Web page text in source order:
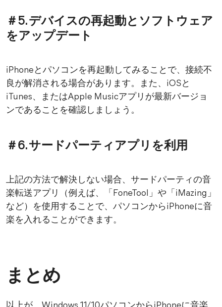
＃5. デバイスの再起動とソフトウェア
をアップデート
iPhoneとパソコンを再起動してみることで、接続不
良が解消される場合があります。また、iOSと
iTunes、またはApple Musicアプリが最新バージョ
ンであることを確認しましょう。
＃6. サードパーティアプリを利用
上記の方法で解決しない場合、サードパーティの音
楽転送アプリ（例えば、「FoneTool」や「iMazing」
など）を使用することで、パソコンからiPhoneに音
楽を入れることができます。
まとめ